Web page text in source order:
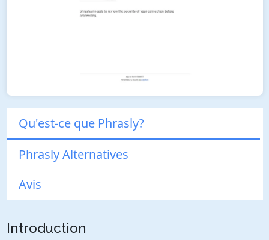
Qu'est-ce que Phrasly?
Phrasly Alternatives
Avis
Introduction